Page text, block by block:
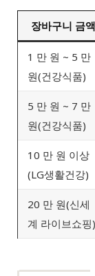
장바구니 금액
1 만 원 ~ 5 만
원(건강식품)
5 만 원 ~ 7 만
원(건강식품)
10 만 원 이상
(LG생활건강)
20 만 원(신세
계 라이브쇼핑)